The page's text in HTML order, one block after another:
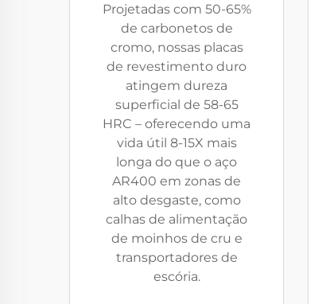
Projetadas com 50-65%
de carbonetos de
cromo, nossas placas
de revestimento duro
atingem dureza
superficial de 58-65
HRC – oferecendo uma
vida útil 8-15X mais
longa do que o aço
AR400 em zonas de
alto desgaste, como
calhas de alimentação
de moinhos de cru e
transportadores de
escória.